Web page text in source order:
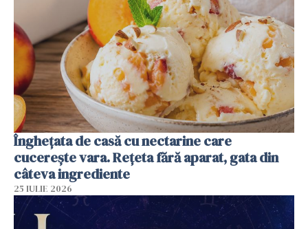
Înghețata de casă cu nectarine care
cucerește vara. Rețeta fără aparat, gata din
câteva ingrediente
25 IULIE 2026